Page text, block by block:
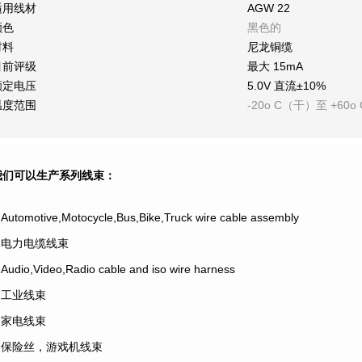
用线材
AGW 22
色
黑色的
料
尼龙铜缆
前评级
最大 15mA
定电压
5.0V 直流±10%
度范围
-20o C（干）至 +60o
可以生产系列线束：
wire cable assembly
力电缆线束
cable and iso wire harness
业线束
电线束
险丝，游戏机线束